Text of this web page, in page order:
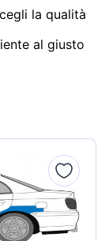
la qualità
al giusto